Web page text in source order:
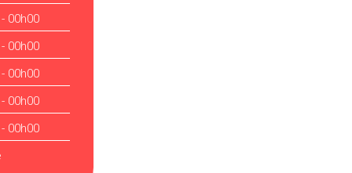
00h00
00h00
00h00
00h00
00h00